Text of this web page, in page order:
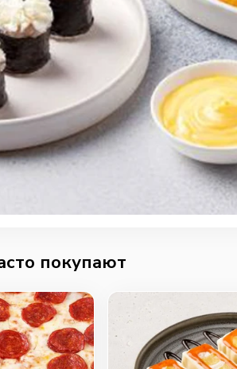
покупают